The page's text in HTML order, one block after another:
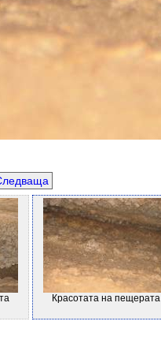
Красотата на пещерата